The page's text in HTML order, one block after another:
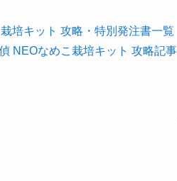
培キット 攻略・特別発注書一覧
NEOなめこ栽培キット 攻略記